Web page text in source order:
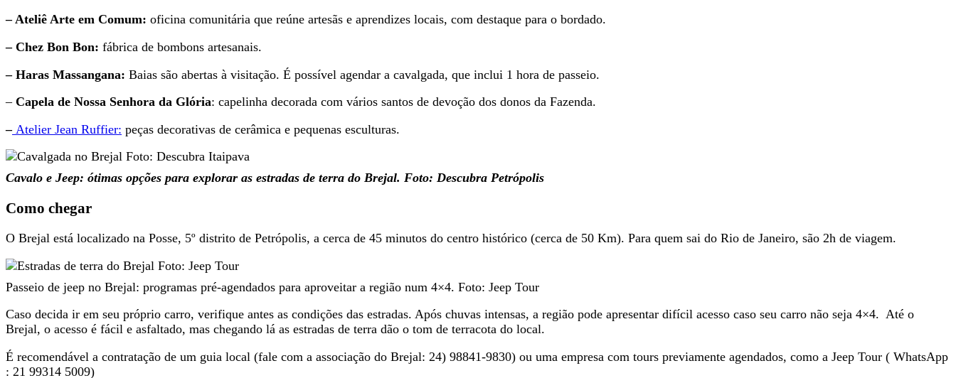
– Ateliê Arte em Comum: oficina comunitária que reúne artesãs e aprendizes locais, com destaque para o bordado.
– Chez Bon Bon: fábrica de bombons artesanais.
– Haras Massangana: Baias são abertas à visitação. É possível agendar a cavalgada, que inclui 1 hora de passeio.
– Capela de Nossa Senhora da Glória: capelinha decorada com vários santos de devoção dos donos da Fazenda.
– Atelier Jean Ruffier: peças decorativas de cerâmica e pequenas esculturas.
Cavalo e Jeep: ótimas opções para explorar as estradas de terra do Brejal. Foto: Descubra Petrópolis
Como chegar
O Brejal está localizado na Posse, 5º distrito de Petrópolis, a cerca de 45 minutos do centro histórico (cerca de 50 Km). Para quem sai do Rio de Janeiro, são 2h de viagem.
Passeio de jeep no Brejal: programas pré-agendados para aproveitar a região num 4×4. Foto: Jeep Tour
Caso decida ir em seu próprio carro, verifique antes as condições das estradas. Após chuvas intensas, a região pode apresentar difícil acesso caso seu carro não seja 4×4. Até o
Brejal, o acesso é fácil e asfaltado, mas chegando lá as estradas de terra dão o tom de terracota do local.
É recomendável a contratação de um guia local (fale com a associação do Brejal: 24) 98841-9830) ou uma empresa com tours previamente agendados, como a Jeep Tour ( WhatsApp
: 21 99314 5009)